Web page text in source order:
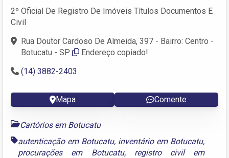
2º Oficial De Registro De Imóveis Títulos Documentos E
Civil
Rua Doutor Cardoso De Almeida, 397 - Bairro: Centro -
Botucatu - SP
Endereço copiado!
(14) 3882-2403
Mapa Comente
Cartórios em Botucatu
autenticação em Botucatu, inventário em Botucatu,
procurações em Botucatu, registro civil em